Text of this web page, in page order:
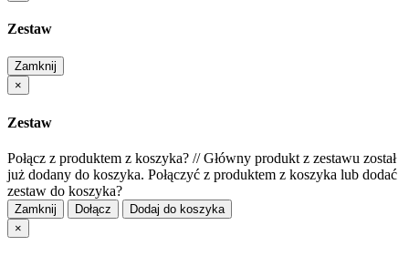
Zestaw
Zamknij
×
Zestaw
Połącz z produktem z koszyka? //Główny produkt z zestawu został
już dodany do koszyka. Połączyć z produktem z koszyka lub dodać
zestaw do koszyka?
Zamknij Dołącz
Dodaj do koszyka
×